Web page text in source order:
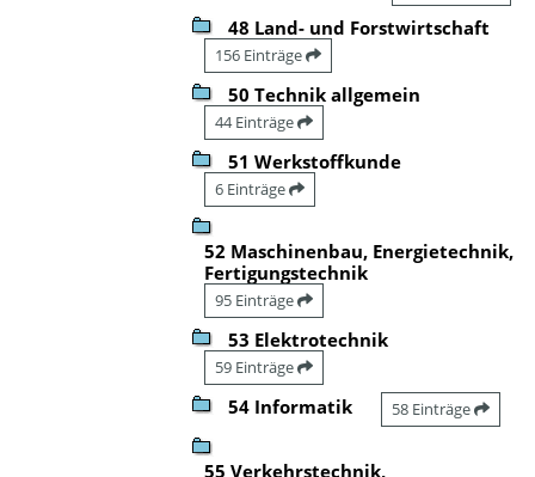
48 Land- und Forstwirtschaft
156 Einträge
50 Technik allgemein
44 Einträge
51 Werkstoffkunde
6 Einträge
52 Maschinenbau, Energietechnik,
Fertigungstechnik
95 Einträge
53 Elektrotechnik
59 Einträge
54 Informatik 58 Einträge
55 Verkehrstechnik,